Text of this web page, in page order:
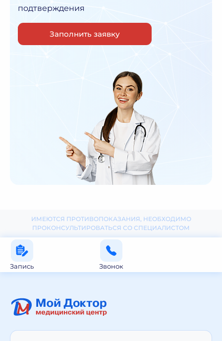
подтверждения
Заполнить заявку
ИМЕЮТСЯ ПРОТИВОПОКАЗАНИЯ, НЕОБХОДИМО
ПРОКОНСУЛЬТИРОВАТЬСЯ СО СПЕЦИАЛИСТОМ
Запись Звонок